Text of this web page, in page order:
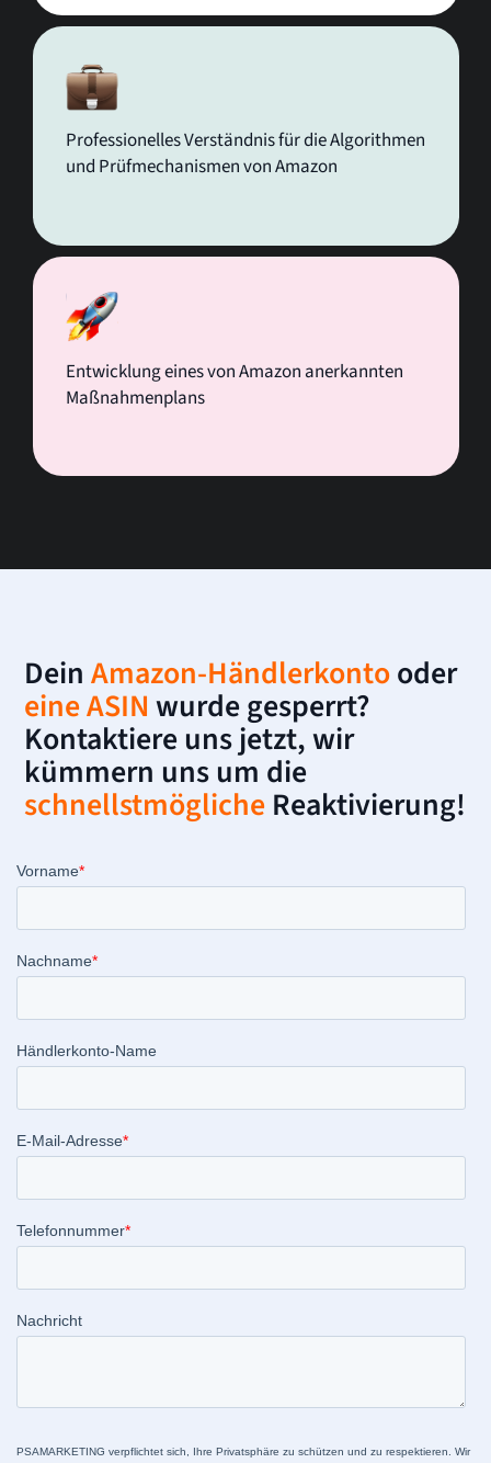
Professionelles Verständnis für die Algorithmen
und Prüfmechanismen von Amazon
Entwicklung eines von Amazon anerkannten
Maßnahmenplans
DeinAmazon-Händlerkontooder
eine ASIN wurde gesperrt?
Kontaktiere uns jetzt, wir
kümmern uns um die
schnellstmögliche Reaktivierung!